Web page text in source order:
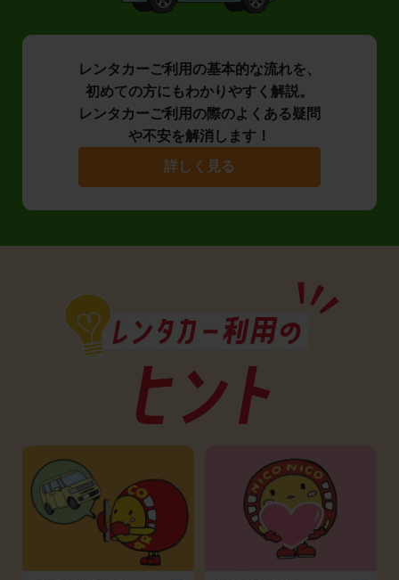
レンタカーご利用の基本的な流れを、
初めての方にもわかりやすく解説。
レンタカーご利用の際のよくある疑問
や不安を解消します！
詳しく見る